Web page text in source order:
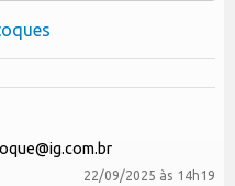
22/09/2025 às 14h19